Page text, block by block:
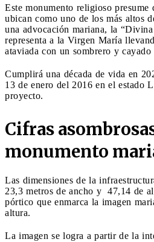
Este monumento religioso presume
ubican como uno de los más altos
una advocación mariana, la
representa a la Virgen María
ataviada con un sombrero y cayado
Cumplirá una década de vida en
13 de enero del 2016 en el estado
proyecto.
Cifras
monumento
Las dimensiones de la
23,3 metros de ancho y 47,14 de
pórtico que enmarca la imagen
altura.
La imagen se logra a partir de la